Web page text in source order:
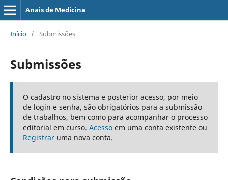
Anais de Medicina
Início / Submissões
Submissões
O cadastro no sistema e posterior acesso, por meio
de login e senha, são obrigatórios para a submissão
de trabalhos, bem como para acompanhar o processo
editorial em curso. Acessoem uma conta existente ou
Registraruma nova conta.